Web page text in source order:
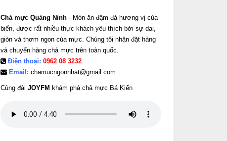
Chả mực Quảng Ninh - Món ăn đậm đà hương vị của
biển, được rất nhiều thực khách yêu thích bởi sự dai,
giòn và thơm ngon của mực. Chúng tôi nhận đặt hàng
và chuyển hàng chả mực trên toàn quốc.
Điện thoại: 0962 08 3232
Email: chamucngonnhat@gmail.com
Cùng đài JOYFM khám phá chả mực Bá Kiến